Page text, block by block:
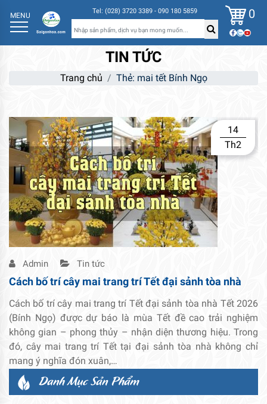
MENU Tel: (028) 3720 3389 - 090 180 5859 0
TIN TỨC
Trang chủ Thẻ: mai tết Bính Ngọ
14
Th2
Admin Tin tức
Cách bố trí cây mai trang trí Tết đại sảnh tòa nhà
Cách bố trí cây mai trang trí Tết đại sảnh tòa nhà Tết 2026
(Bính Ngọ) được dự báo là mùa Tết đề cao trải nghiệm
không gian – phong thủy – nhận diện thương hiệu. Trong
đó, cây mai trang trí Tết tại đại sảnh tòa nhà không chỉ
mang ý nghĩa đón xuân,…
Danh Mục Sản Phẩm